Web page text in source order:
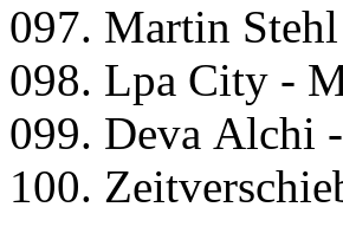
097. Mаrtin
098. Lра City -
099. Dеvа Alсhi
100.